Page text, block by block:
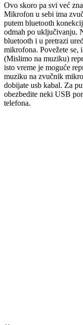
Ovo skoro pa svi već
Mikrofon u sebi ima
putem bluetooth
odmah po uključivanju.
bluetooth i u pretrazi
mikrofona. Povežete se,
(Mislimo na muziku)
isto vreme je moguće
muziku na zvučnik
dobijate usb kabal. Za
obezbedite neki USB
telefona.